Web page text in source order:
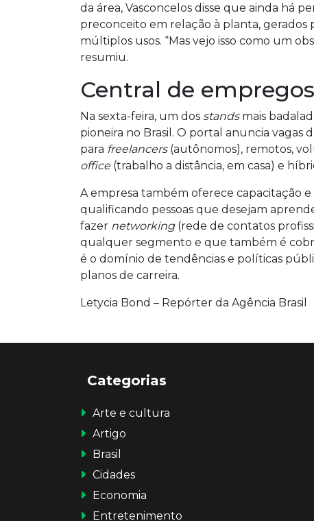
da área, Vasconcelos disse que ainda há
preconceito em relação à planta,
múltiplos usos. “Mas vejo isso como um
resumiu.
Central de empregos
Na sexta-feira, um dos standsmais
pioneira no Brasil. O portal anuncia vagas
para freelancers(autônomos), remotos,
office(trabalho a distância, em casa) e
A empresa também oferece capacitação
qualificando pessoas que desejam
fazer networking (rede de contatos
qualquer segmento e que também é
é o domínio de tendências e políticas
planos de carreira.
Letycia Bond – Repórter da Agência Brasil
Categorias
Arte e cultura
Artigo
Brasil
Cidades
Economia
Entretenimento